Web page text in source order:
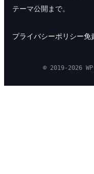
テーマ公開まで。
プライバシーポリシー免
© 2019-2026